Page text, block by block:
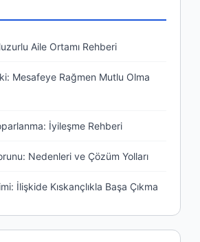
Aile Ortamı Rehberi
Mesafeye Rağmen Mutlu Olma
İyileşme Rehberi
Nedenleri ve Çözüm Yolları
İlişkide Kıskançlıkla Başa Çıkma